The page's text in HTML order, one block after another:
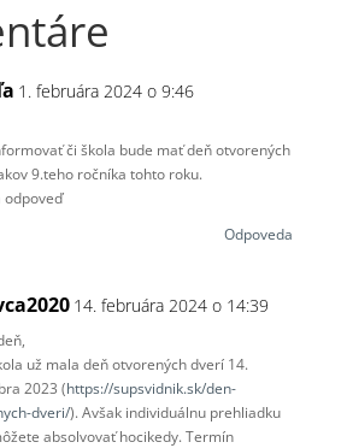
1. februára 2024 o 9:46
či škola bude mať deň otvorených
9.teho ročníka tohto roku.
odpoveď
Odpoveda
14. februára 2024 o 14:39
už mala deň otvorených dverí 14.
2023 (https://supsvidnik.sk/den-
dveri/). Avšak individuálnu prehliadku
absolvovať hocikedy. Termín